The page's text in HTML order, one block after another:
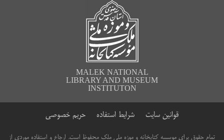
MALEK NATIONAL
LIBRARY AND MUSEUM
INSTITUTON
قوانین سایت شرایط استفاده حریم خصوصی
تمام حقوق برای موسسه کتابخانه و موزه ملی ملک محفوظ است. ارجاع و استفاده موردی از